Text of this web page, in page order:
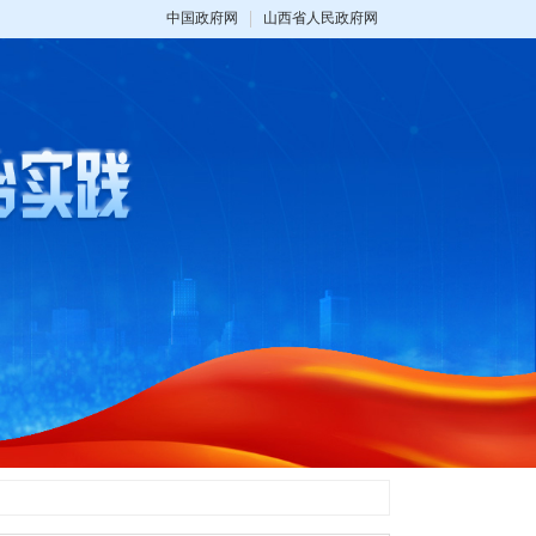
中国政府网 山西省人民政府网